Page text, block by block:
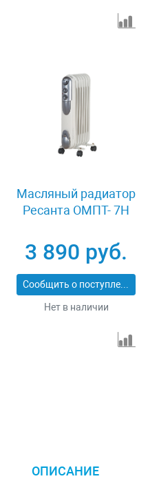
Масляный радиатор
Ресанта ОМПТ- 7Н
3 890 руб.
Сообщить о поступлении
Нет в наличии
ОПИСАНИЕ